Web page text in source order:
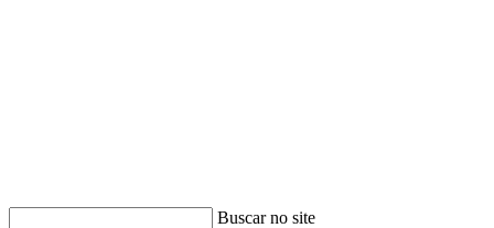
Buscar no site